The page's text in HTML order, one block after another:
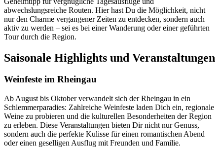
abwechslungsreiche Routen. Hier hast Du die Möglichkeit, nicht
nur den Charme vergangener Zeiten zu entdecken, sondern auch
aktiv zu werden – sei es bei einer Wanderung oder einer geführten
Tour durch die Region.
Saisonale Highlights und Veranstaltungen
Weinfeste im Rheingau
Ab August bis Oktober verwandelt sich der Rheingau in ein
Schlemmerparadies: Zahlreiche Weinfeste laden Dich ein, regionale
Weine zu probieren und die kulturellen Besonderheiten der Region
zu erleben. Diese Veranstaltungen bieten Dir nicht nur Genuss,
sondern auch die perfekte Kulisse für einen romantischen Abend
oder einen geselligen Ausflug mit Freunden und Familie.